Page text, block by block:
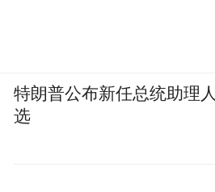
特朗普公布新任总统助理人
选